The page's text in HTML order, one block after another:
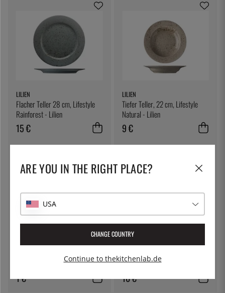
LILIEN
Flacher Teller 28 cm, Lifestyle
Rainforest - Lilien
15 €
LILIEN
Tiefer Teller, 22 cm, Lifestyle
Natural - Lilien
9 €
THE KITCHEN LAB
Runder Becher, 480 ml inklusive
1 €
LILIEN
Schale 13 cm, Lifestyle Natural -
Lilien
10 €
ARE YOU IN THE RIGHT PLACE?
USA
CHANGE COUNTRY
Continue to thekitchenlab.de